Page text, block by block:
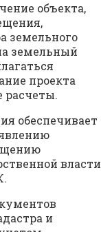
объекта,
земельного
земельный
проекта
расчеты.
обеспечивает
власти
и